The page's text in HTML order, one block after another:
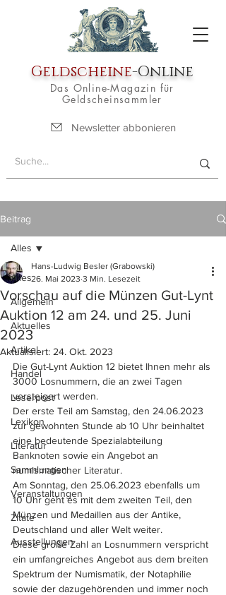
Geldscheine-Online
Das Online-Magazin für
Geldscheinsammler
Newsletter abbonieren
Beitrag
Alles
Allgemein
Aktuelles
Artikel
Handel
Leserpost
Lexikon
Literatur
Sammlungen
Veranstaltungen
Zitate
Ausstellungen
Alles
Vorschau auf die Münzen Gut-Lynt
Auktion 12 am 24. und 25. Juni
2023
Hans-Ludwig Besler (Grabowski)
26. Mai 2023 3 Min. Lesezeit
Aktualisiert: 24. Okt. 2023
Die Gut-Lynt Auktion 12 bietet Ihnen mehr als
3000 Losnummern, die an zwei Tagen
versteigert werden.
Der erste Teil am Samstag, den 24.06.2023
zur gewohnten Stunde ab 10 Uhr beinhaltet
eine bedeutende Spezialabteilung
Banknoten sowie ein Angebot an
numismatischer Literatur.
Am Sonntag, den 25.06.2023 ebenfalls um
10 Uhr geht es mit dem zweiten Teil, den
Münzen und Medaillen aus der Antike,
Deutschland und aller Welt weiter.
Diese große Zahl an Losnummern verspricht
ein umfangreiches Angebot aus dem breiten
Spektrum der Numismatik, der Notaphilie
sowie der dazugehörenden und immer noch